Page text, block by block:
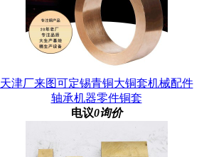
天津厂来图可定锡青铜大铜套机械配件
轴承机器零件铜套
电议0询价